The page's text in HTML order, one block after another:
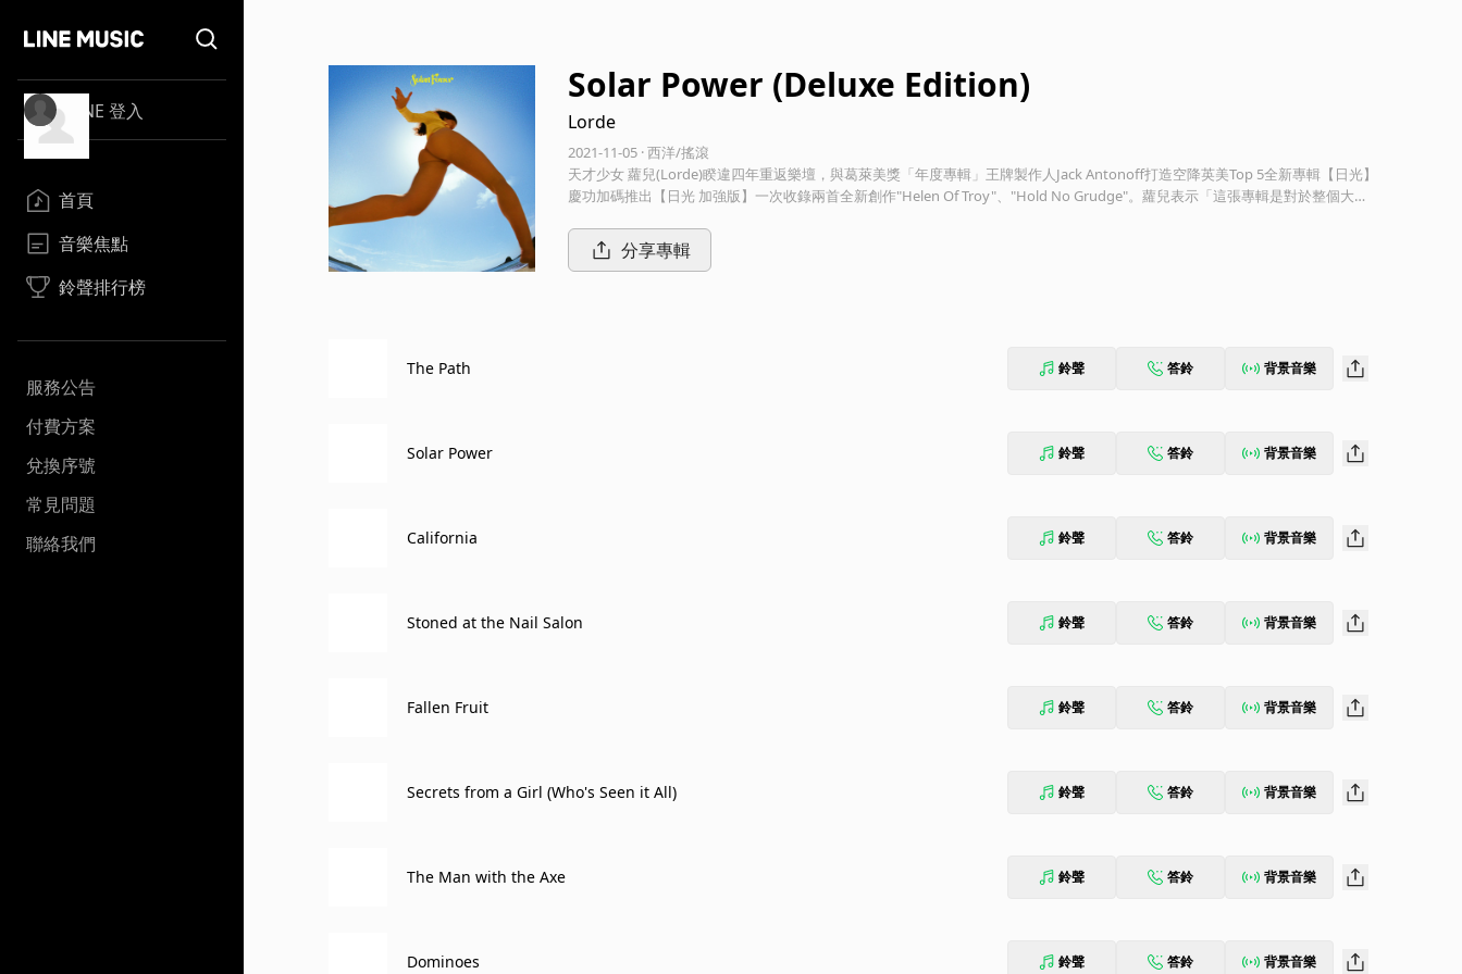
LINE 登入
首頁
音樂焦點
鈴聲排行榜
服務公告
付費方案
兌換序號
常見問題
聯絡我們
Solar Power (Deluxe Edition)
Lorde
2021-11-05 · 西洋/搖滾
天才少女 蘿兒(Lorde)睽違四年重返樂壇，與葛萊美獎「年度專輯」王牌製作人Jack Antonoff打造空降英美Top 5全新專輯【日光】
慶功加碼推出【日光 加強版】一次收錄兩首全新創作"Helen Of Troy"、"Hold No Grudge"。蘿兒表示「這張專輯是對於整個大自
答案。」 分享專輯
The Path 鈴聲 答鈴 背景音樂
Solar Power 鈴聲 答鈴 背景音樂
California 鈴聲 答鈴 背景音樂
Stoned at the Nail Salon 鈴聲 答鈴 背景音樂
Fallen Fruit 鈴聲 答鈴 背景音樂
Secrets from a Girl (Who's Seen it All) 鈴聲 答鈴 背景音樂
The Man with the Axe 鈴聲 答鈴 背景音樂
Dominoes 鈴聲 答鈴 背景音樂